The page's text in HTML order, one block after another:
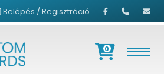
Belépés / Regisztráció
0